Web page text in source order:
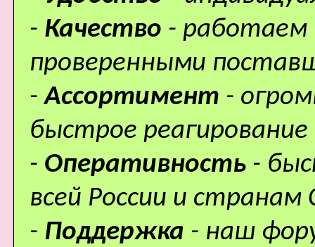
- Качество - работаем
проверенными
-Ассортимент -
быстрое
- Оперативность -
всей России и странам
- Поддержка - наш